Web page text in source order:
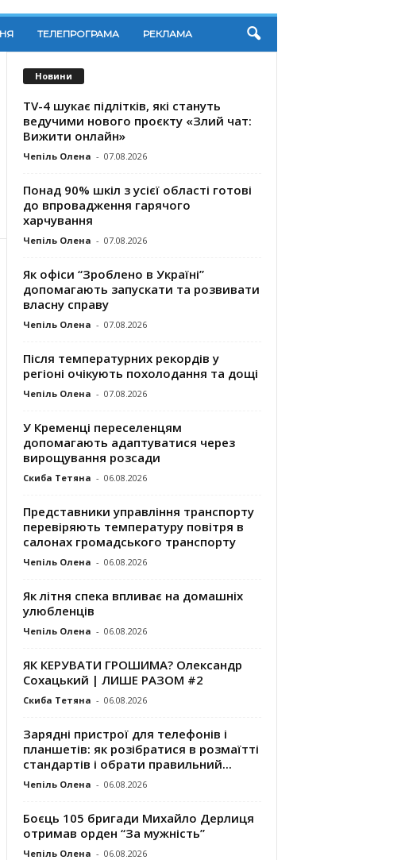
ТЕЛЕПРОГРАМА РЕКЛАМА
Новини
TV-4 шукає підлітків, які стануть
ведучими нового проєкту «Злий чат:
Вижити онлайн»
Чепіль Олена - 07.08.2026
Понад 90% шкіл з усієї області готові
до впровадження гарячого
харчування
Чепіль Олена - 07.08.2026
Як офіси “Зроблено в Україні”
допомагають запускaти та розвивати
власну справу
Чепіль Олена - 07.08.2026
Після температурних рекордів у
регіоні очікують похолодання та дощі
Чепіль Олена - 07.08.2026
У Кременці переселенцям
допомагають адаптуватися через
вирощування розсади
Скиба Тетяна - 06.08.2026
Представники управління транспорту
перевіряють температуру повітря в
салонах громадського транспорту
Чепіль Олена - 06.08.2026
Як літня спека впливає на домашніх
улюбленців
Чепіль Олена - 06.08.2026
ЯК КЕРУВАТИ ГРОШИМА? Олександр
Сохацький | ЛИШЕ РАЗОМ #2
Скиба Тетяна - 06.08.2026
Зарядні пристрої для телефонів і
планшетів: як розібратися в розмаїтті
стандартів і обрати правильний...
Чепіль Олена - 06.08.2026
Боєць 105 бригади Михайло Дерлиця
отримав орден “За мужність”
Чепіль Олена - 06.08.2026